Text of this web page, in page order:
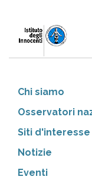
Chi siamo
Osservatori
Siti d'interesse
Notizie
Eventi